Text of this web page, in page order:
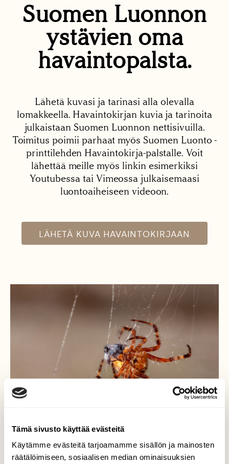
Tämä sivusto käyttää evästeitä
Käytämme evästeitä tarjoamamme sisällön ja mainosten
räätälöimiseen, sosiaalisen median ominaisuuksien
Suomen Luonnon
ystävien oma
havaintopalsta.
Lähetä kuvasi ja tarinasi alla olevalla
lomakkeella. Havaintokirjan kuvia ja tarinoita
julkaistaan Suomen Luonnon nettisivuilla.
Toimitus poimii parhaat myös Suomen Luonto -
printtilehden Havaintokirja-palstalle. Voit
lähettää meille myös linkin esimerkiksi
Youtubessa tai Vimeossa julkaisemaasi
luontoaiheiseen videoon.
LÄHETÄ KUVA HAVAINTOKIRJAAN